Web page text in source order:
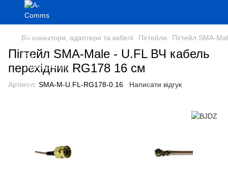
ВЧ конектори, адаптери та кабелі Пігтейли Пігтейл SMA-
Пігтейл SMA-Male - U.FL ВЧ кабель
перехідник RG178 16 см
Артикул: SMA-M-U.FL-RG178-0.16 Написати відгук